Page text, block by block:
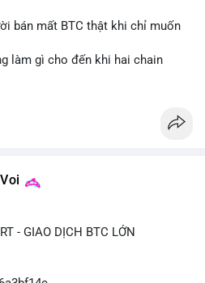
bán mất BTC thật khi chỉ muốn
làm gì cho đến khi hai chain
- GIAO DỊCH BTC LỚN